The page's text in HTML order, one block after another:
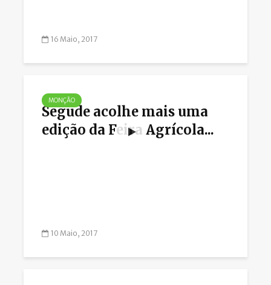
16 Maio, 2017
MONÇÃO
Segude acolhe mais uma
edição da Feira Agrícola...
10 Maio, 2017